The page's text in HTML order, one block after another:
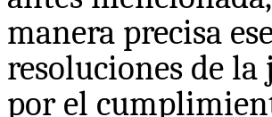
manera precisa
resoluciones de
por el